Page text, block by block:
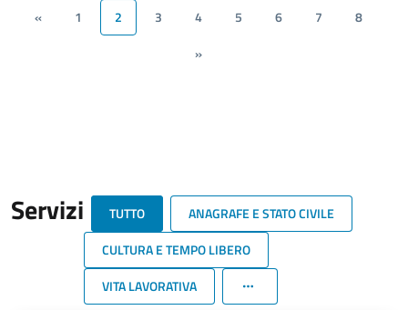
« 1 2 3 4 5 6 7
8
»
Servizi TUTTO
ANAGRAFE E STATO CIVILE
CULTURA E TEMPO LIBERO
VITA LAVORATIVA